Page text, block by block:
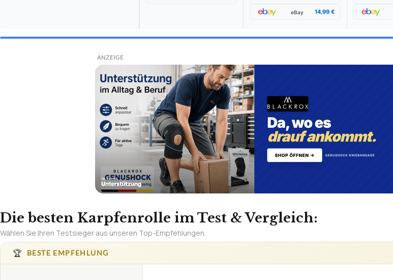
eBay 14,99 €
ANZEIGE
Die besten Karpfenrolle im Test & Vergleich:
Wählen Sie Ihren Testsieger aus unseren Top-Empfehlungen.
🏆 BESTE EMPFEHLUNG